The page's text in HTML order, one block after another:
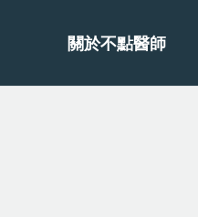
關於不點醫師